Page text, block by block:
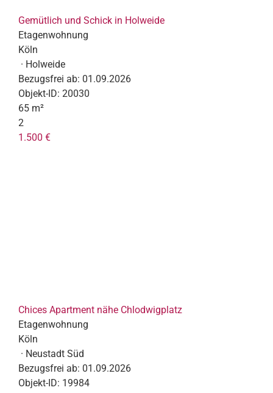
Gemütlich und Schick in Holweide
Etagenwohnung
Köln
· Holweide
Bezugsfrei ab: 01.09.2026
Objekt-ID: 20030
65 m²
2
1.500 €
Chices Apartment nähe Chlodwigplatz
Etagenwohnung
Köln
· Neustadt Süd
Bezugsfrei ab: 01.09.2026
Objekt-ID: 19984